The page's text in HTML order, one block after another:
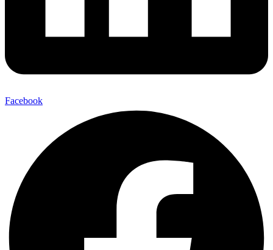
Facebook